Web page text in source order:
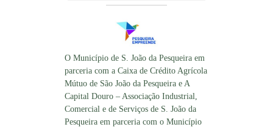
a
l
e
E
m
O Município de S. João da Pesqueira em
parceria com a Caixa de Crédito Agrícola
Mútuo de São João da Pesqueira e A
Capital Douro – Associação Industrial,
Comercial e de Serviços de S. João da
Pesqueira em parceria com o Município